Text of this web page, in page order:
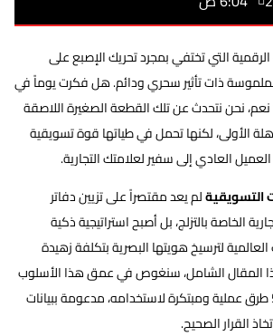
التي تختفي بمجرد تحريك الإصبع على
ذات تأثير سحري ودائم. هل فكرت يوماً في
نحن نتحدث عن تلك القطعة الصغيرة اللاصقة
الأولى، لكنها تحمل في طياتها قوة تسويقية
العادي إلى سفير لعلامتك التجارية.
التسويقيةلم يعد مقتصراً على تزيين دفاتر
الخاصة بالتزلج، بل أصبح استراتيجية ذكية
لترسيخ هويتها البصرية بتكلفة زهيدة
المقال الشامل، سنغوص في عمق هذا الأسلوب
التسويقي، ونستعرض 5 طرق عملية ومبتكرة لاستخدامه، مدعومة ببيانات
القرار الصحيح.